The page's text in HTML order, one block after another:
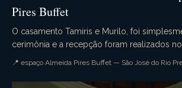
Pires Buffet
O casamento Tamiris e Murilo, foi
cerimônia e a recepção foram realizados
📍 espaço Almeida Pires Buffet — São José do Rio